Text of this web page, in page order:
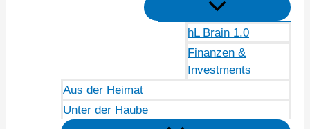
hL Brain 1.0
Finanzen &
Investments
Aus der Heimat
Unter der Haube